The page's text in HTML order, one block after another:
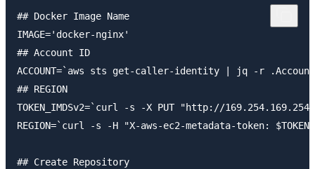
## Docker Image Name
IMAGE='docker-nginx'
## Account ID
ACCOUNT=`aws sts get-caller-identity | jq -r
## REGION
TOKEN_IMDSv2=`curl -s -X PUT "http://
REGION=`curl -s -H "X-aws-ec2-metadata-token:
## Create Repository